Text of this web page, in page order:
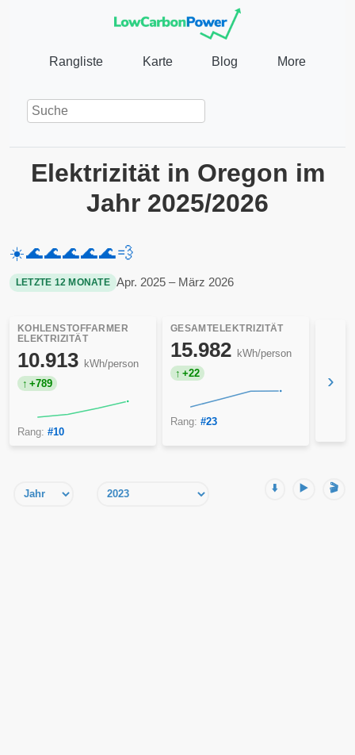
Rangliste Karte Blog More
Elektrizität in Oregon im
Jahr 2025/2026
☀️🌊🌊🌊🌊🌊💨
LETZTE 12 MONATE Apr. 2025 – März 2026
KOHLENSTOFFARMER
ELEKTRIZITÄT
10.913 kWh/person
+789
Rang: #10
GESAMTELEKTRIZITÄT
15.982 kWh/person
+22
Rang: #23
›
⬇️ ▶️ 🎬